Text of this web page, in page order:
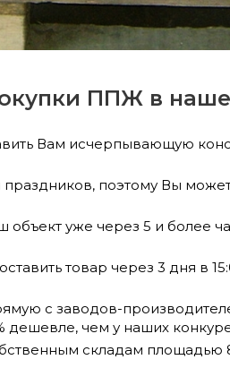
ППЖ в
Вам исчерпывающую
поэтому Вы
уже через 5 и более
товар через 3 дня в
с заводов-
дешевле, чем у наших
складам площадью